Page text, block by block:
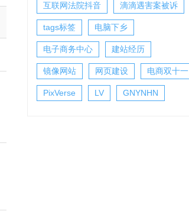
互联网法院抖音 滴滴遇害案被诉
tags标签 电脑下乡
电子商务中心 建站经历
镜像网站 网页建设 电商双十一
PixVerse LV GNYNHN